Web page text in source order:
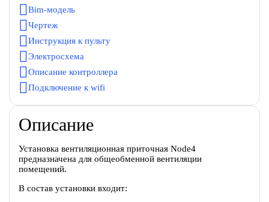
Bim-модель
Чертеж
Инструкция к пульту
Электросхема
Описание контроллера
Подключение к wifi
Описание
Установка вентиляционная приточная Node4
предназначена для общеобменной вентиляции
помещений.
В состав установки входит: